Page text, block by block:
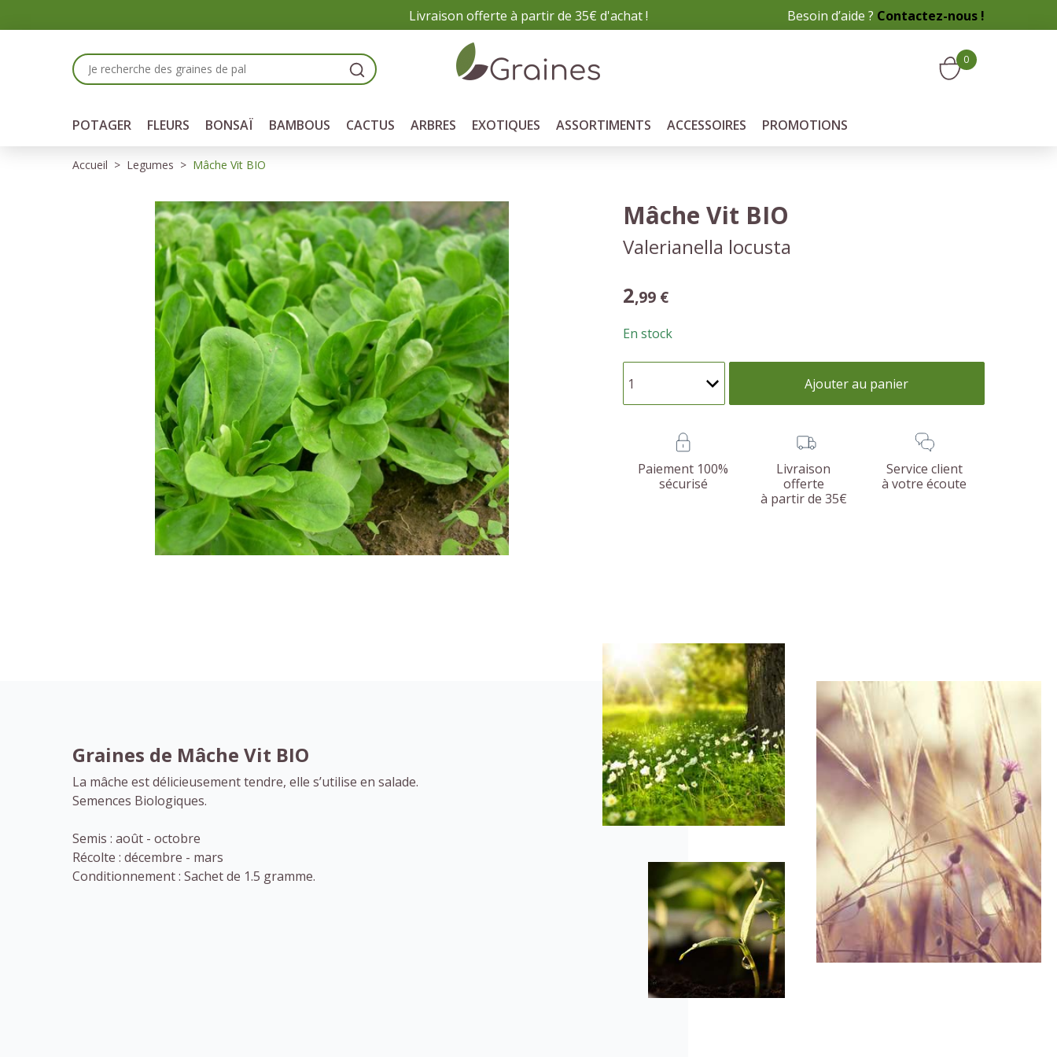
Livraison offerte à partir de 35€ d'achat ! Besoin d’aide ? Contactez-nous !
0
POTAGER FLEURS BONSAÏ BAMBOUS CACTUS ARBRES EXOTIQUES ASSORTIMENTS ACCESSOIRES PROMOTIONS
Accueil Legumes Mâche Vit BIO
Mâche Vit BIO
Valerianella locusta
2,99 €
En stock
Ajouter au panier
Paiement 100%
sécurisé
Livraison
offerte
à partir de 35€
Service client
à votre écoute
Graines de Mâche Vit BIO
La mâche est délicieusement tendre, elle s’utilise en salade.
Semences Biologiques.
Semis : août - octobre
Récolte : décembre - mars
Conditionnement : Sachet de 1.5 gramme.